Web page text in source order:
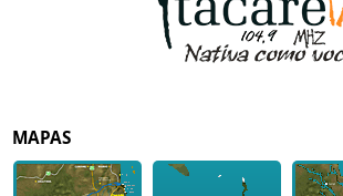
MAPAS